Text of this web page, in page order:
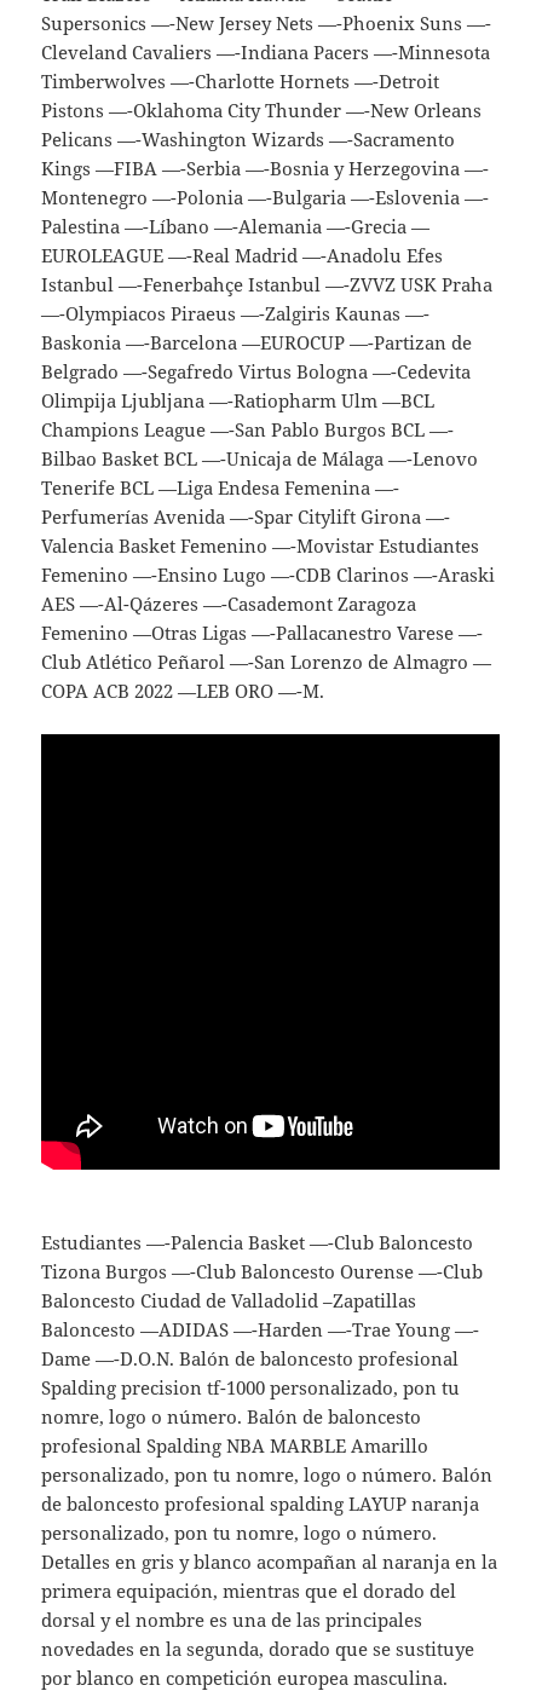
Supersonics —-New Jersey Nets —-Phoenix Suns —-
Cleveland Cavaliers —-Indiana Pacers —-Minnesota
Timberwolves —-Charlotte Hornets —-Detroit
Pistons —-Oklahoma City Thunder —-New Orleans
Pelicans —-Washington Wizards —-Sacramento
Kings —FIBA —-Serbia —-Bosnia y Herzegovina —-
Montenegro —-Polonia —-Bulgaria —-Eslovenia —-
Palestina —-Líbano —-Alemania —-Grecia —
EUROLEAGUE —-Real Madrid —-Anadolu Efes
Istanbul —-Fenerbahçe Istanbul —-ZVVZ USK Praha
—-Olympiacos Piraeus —-Zalgiris Kaunas —-
Baskonia —-Barcelona —EUROCUP —-Partizan de
Belgrado —-Segafredo Virtus Bologna —-Cedevita
Olimpija Ljubljana —-Ratiopharm Ulm —BCL
Champions League —-San Pablo Burgos BCL —-
Bilbao Basket BCL —-Unicaja de Málaga —-Lenovo
Tenerife BCL —Liga Endesa Femenina —-
Perfumerías Avenida —-Spar Citylift Girona —-
Valencia Basket Femenino —-Movistar Estudiantes
Femenino —-Ensino Lugo —-CDB Clarinos —-Araski
AES —-Al-Qázeres —-Casademont Zaragoza
Femenino —Otras Ligas —-Pallacanestro Varese —-
Club Atlético Peñarol —-San Lorenzo de Almagro —
COPA ACB 2022 —LEB ORO —-M.
Estudiantes —-Palencia Basket —-Club Baloncesto
Tizona Burgos —-Club Baloncesto Ourense —-Club
Baloncesto Ciudad de Valladolid –Zapatillas
Baloncesto —ADIDAS —-Harden —-Trae Young —-
Dame —-D.O.N. Balón de baloncesto profesional
Spalding precision tf-1000 personalizado, pon tu
nomre, logo o número. Balón de baloncesto
profesional Spalding NBA MARBLE Amarillo
personalizado, pon tu nomre, logo o número. Balón
de baloncesto profesional spalding LAYUP naranja
personalizado, pon tu nomre, logo o número.
Detalles en gris y blanco acompañan al naranja en la
primera equipación, mientras que el dorado del
dorsal y el nombre es una de las principales
novedades en la segunda, dorado que se sustituye
por blanco en competición europea masculina.